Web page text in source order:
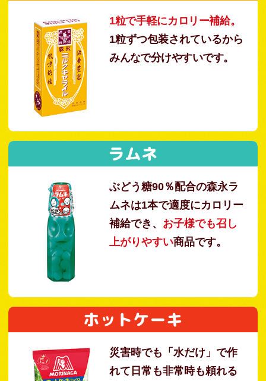
1粒で手軽にカロリー補給。
1粒ずつ包装されているから
みんなで分けやすいです。
ラムネ
ぶどう糖90％配合の森永ラ
ムネは1本で適度にカロリー
補給でき、 お子様でも召し
上がりやすい商品です。
ホットケーキ
災害時でも「水だけ」で作
れて日常も非常時も頼れる